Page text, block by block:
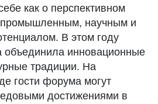
как о перспективном
научным и
В этом году
объединила инновационные
традиции. На
гости форума могут
достижениями в